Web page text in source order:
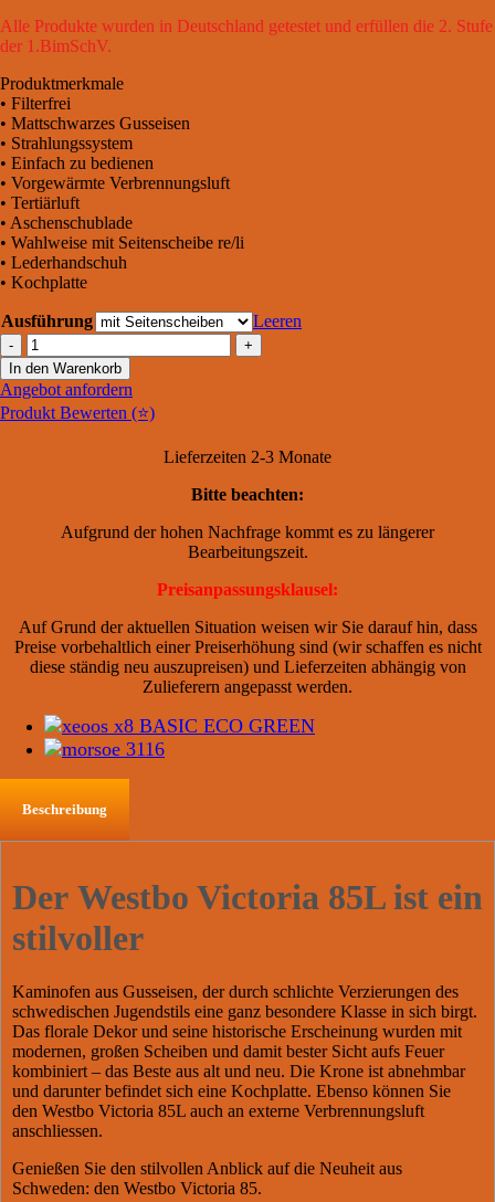
Alle Produkte wurden in Deutschland getestet und erfüllen die 2. Stufe
der 1.BimSchV.
Produktmerkmale
• Filterfrei
• Mattschwarzes Gusseisen
• Strahlungssystem
• Einfach zu bedienen
• Vorgewärmte Verbrennungsluft
• Tertiärluft
• Aschenschublade
• Wahlweise mit Seitenscheibe re/li
• Lederhandschuh
• Kochplatte
Ausführung
Leeren
Westbo
Victoria
85L
Menge
In den Warenkorb
Angebot anfordern
Produkt Bewerten (⭐)
Lieferzeiten 2-3 Monate
Bitte beachten:
Aufgrund der hohen Nachfrage kommt es zu längerer
Bearbeitungszeit.
Preisanpassungsklausel:
Auf Grund der aktuellen Situation weisen wir Sie darauf hin, dass
Preise vorbehaltlich einer Preiserhöhung sind (wir schaffen es nicht
diese ständig neu auszupreisen) und Lieferzeiten abhängig von
Zulieferern angepasst werden.
Beschreibung
Der Westbo Victoria 85L ist ein
stilvoller
Kaminofen aus Gusseisen, der durch schlichte Verzierungen des
schwedischen Jugendstils eine ganz besondere Klasse in sich birgt.
Das florale Dekor und seine historische Erscheinung wurden mit
modernen, großen Scheiben und damit bester Sicht aufs Feuer
kombiniert – das Beste aus alt und neu. Die Krone ist abnehmbar
und darunter befindet sich eine Kochplatte. Ebenso können Sie
den Westbo Victoria 85L auch an externe Verbrennungsluft
anschliessen.
Genießen Sie den stilvollen Anblick auf die Neuheit aus
Schweden: den Westbo Victoria 85.